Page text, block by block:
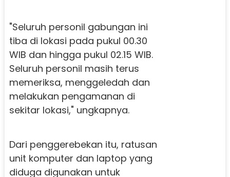
"Seluruh personil gabungan ini
tiba di lokasi pada pukul 00.30
WIB dan hingga pukul 02.15 WIB.
Seluruh personil masih terus
memeriksa, menggeledah dan
melakukan pengamanan di
sekitar lokasi," ungkapnya.
Dari penggerebekan itu, ratusan
unit komputer dan laptop yang
diduga digunakan untuk